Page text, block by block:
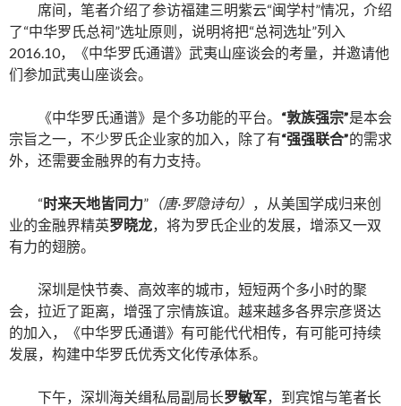
席间，笔者介绍了参访福建三明紫云“闽学村”情况，介绍
了“中华罗氏总祠”选址原则，说明将把“总祠选址”列入
2016.10，《中华罗氏通谱》武夷山座谈会的考量，并邀请他
们参加武夷山座谈会。
《中华罗氏通谱》是个多功能的平台。 “敦族强宗”是本会
宗旨之一，不少罗氏企业家的加入，除了有“强强联合”的需求
外，还需要金融界的有力支持。
“时来天地皆同力” （唐·罗隐诗句） ，从美国学成归来创
业的金融界精英罗晓龙，将为罗氏企业的发展，增添又一双
有力的翅膀。
深圳是快节奏、高效率的城市，短短两个多小时的聚
会，拉近了距离，增强了宗情族谊。越来越多各界宗彦贤达
的加入，《中华罗氏通谱》有可能代代相传，有可能可持续
发展，构建中华罗氏优秀文化传承体系。
下午，深圳海关缉私局副局长罗敏军，到宾馆与笔者长